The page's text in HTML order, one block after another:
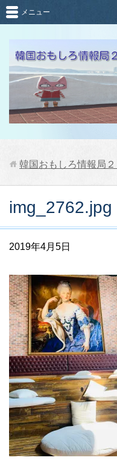
メニュー
韓国おもしろ情報局２
img_2762.jpg
2019年4月5日